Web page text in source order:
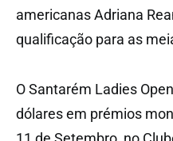
americanas Adriana
qualificação para as
O Santarém Ladies
dólares em prémios